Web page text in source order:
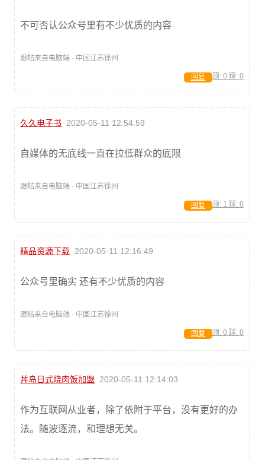
不可否认公众号里有不少优质的内容
跟帖来自电脑端 · 中国江苏徐州
顶: 0 踩: 0
回复
久久电子书 2020-05-11 12:54:59
自媒体的无底线一直在拉低群众的底限
跟帖来自电脑端 · 中国江苏徐州
顶: 1 踩: 0
回复
精品资源下载 2020-05-11 12:16:49
公众号里确实 还有不少优质的内容
跟帖来自电脑端 · 中国江苏徐州
顶: 0 踩: 0
回复
丼岛日式烧肉饭加盟 2020-05-11 12:14:03
作为互联网从业者，除了依附于平台，没有更好的办
法。随波逐流，和理想无关。